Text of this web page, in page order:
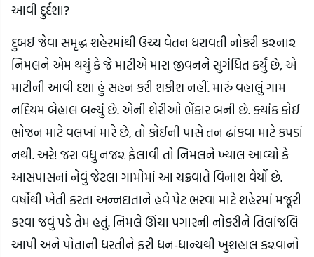
આવી દુર્દશા?
દુબઈ જેવા સમૃદ્ધ શહેરમાંથી ઉચ્ચ વેતન ધરાવતી નોકરી ક૨ના૨
નિમલને એમ થયું કે જે માટીએ મારા જીવનને સુગંધિત કર્યું છે, એ
માટીની આવી દશા હું સહન કરી શકીશ નહીં. મારું વહાલું ગામ
નદિયમ બેહાલ બન્યું છે. એની શેરીઓ ભેંકાર બની છે. ક્યાંક કોઈ
ભોજન માટે વલખાં મારે છે, તો કોઈની પાસે તન ઢાંકવા માટે કપડાં
નથી. અરે! જરા વધુ નજ૨ ફેલાવી તો નિમલને ખ્યાલ આવ્યો કે
આસપાસનાં નેવું જેટલા ગામોમાં આ ચક્રવાતે વિનાશ વેર્યો છે.
વર્ષોથી ખેતી કરતા અન્નદાતાને હવે પેટ ભરવા માટે શહેરમાં મજૂરી
કરવા જવું પડે તેમ હતું. નિમલે ઊંચા પગારની નોકરીને તિલાંજલિ
આપી અને પોતાની ધરતીને ફરી ધન-ધાન્યથી ખુશહાલ ક૨વાનો